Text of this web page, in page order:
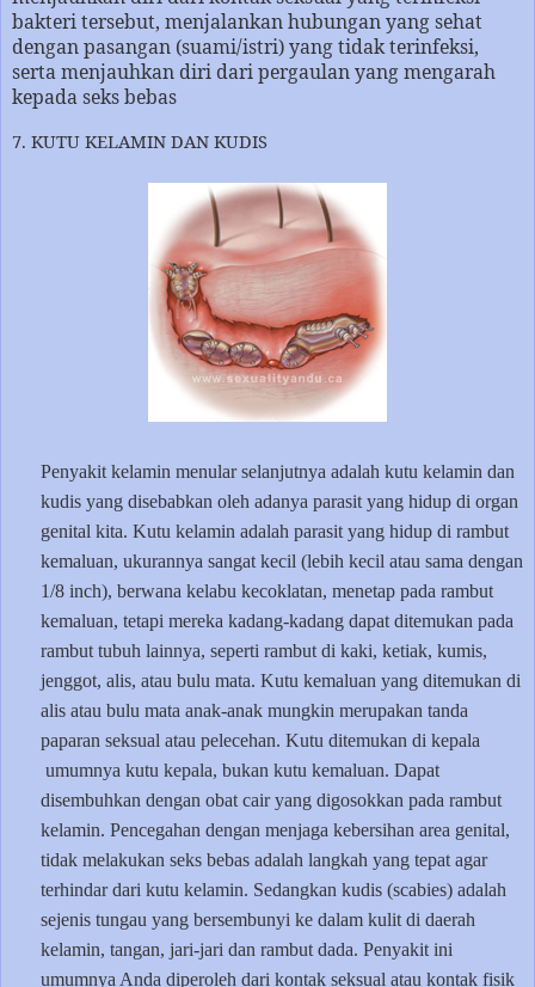
bakteri tersebut, menjalankan hubungan yang sehat
dengan pasangan (suami/istri) yang tidak terinfeksi,
serta menjauhkan diri dari pergaulan yang mengarah
kepada seks bebas
7. KUTU KELAMIN DAN KUDIS
Penyakit kelamin menular selanjutnya adalah kutu kelamin dan
kudis yang disebabkan oleh adanya parasit yang hidup di organ
genital kita. Kutu kelamin adalah parasit yang hidup di rambut
kemaluan, ukurannya sangat kecil (lebih kecil atau sama dengan
1/8 inch), berwana kelabu kecoklatan, menetap pada rambut
kemaluan, tetapi mereka kadang-kadang dapat ditemukan pada
rambut tubuh lainnya, seperti rambut di kaki, ketiak, kumis,
jenggot, alis, atau bulu mata. Kutu kemaluan yang ditemukan di
alis atau bulu mata anak-anak mungkin merupakan tanda
paparan seksual atau pelecehan. Kutu ditemukan di kepala
umumnya kutu kepala, bukan kutu kemaluan. Dapat
disembuhkan dengan obat cair yang digosokkan pada rambut
kelamin. Pencegahan dengan menjaga kebersihan area genital,
tidak melakukan seks bebas adalah langkah yang tepat agar
terhindar dari kutu kelamin. Sedangkan kudis (scabies) adalah
sejenis tungau yang bersembunyi ke dalam kulit di daerah
kelamin, tangan, jari-jari dan rambut dada. Penyakit ini
umumnya Anda diperoleh dari kontak seksual atau kontak fisik